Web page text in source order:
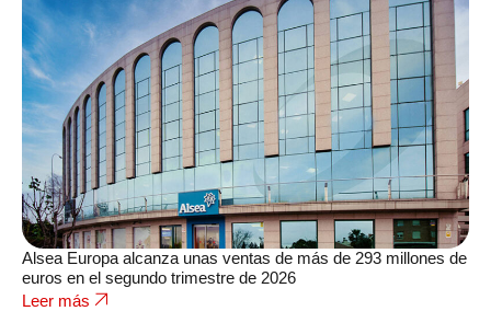
Alsea Europa alcanza unas ventas de más de 293 millones de
euros en el segundo trimestre de 2026
Leer más